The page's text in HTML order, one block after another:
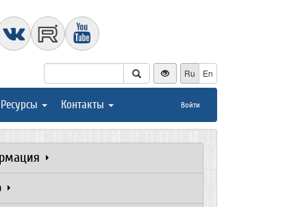
Ru En
Ресурсы Контакты Войти